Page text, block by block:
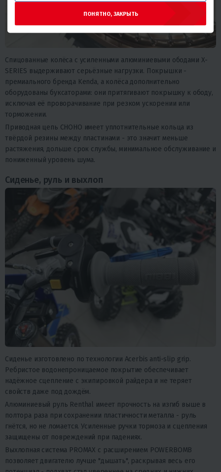
Спицованные колёса с усиленными алюминиевыми ободами X-
SERIES выдерживают серьёзные нагрузки. Покрышки -
премиального бренда Kenda, а колёса дополнительно
оборудованы буксаторами: они притягивают покрышку к ободу,
исключая её проворачивание при резком ускорении или
торможении.
Приводная цепь CHOHO имеет уплотнительные кольца из
твёрдой резины между пластинами - это значит меньше
растяжения, дольше срок службы, минимальное обслуживание и
пониженный уровень шума.
Сиденье, руль и выхлоп
Сиденье изготовлено по технологии Acerbis anti-slip grip.
Ребристое водонепроницаемое покрытие обеспечивает
надёжное сцепление с экипировкой райдера и не теряет
свойств даже под дождём.
Алюминиевый руль Renthal имеет прочность на изгиб выше в
полтора раза при сохранении пластичности металла - руль
гнётся, но не ломается. Усиленные ручки тормоза и сцепления
защищены от повреждений при падениях.
Выхлопная система PROMAX с расширением POWERBOMB
позволяет двигателю лучше "дышать", раскрывая весь его
ПОНЯТНО, ЗАКРЫТЬ